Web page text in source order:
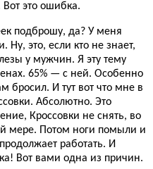
это ошибка.
подброшу, да? У меня
Ну, это, если кто не знает,
у мужчин. Я эту тему
65% — с ней. Особенно
бросил. И тут вот что мне в
Абсолютно. Это
Кроссовки не снять, во
мере. Потом ноги помыли и
работать. И
Вот вами одна из причин.